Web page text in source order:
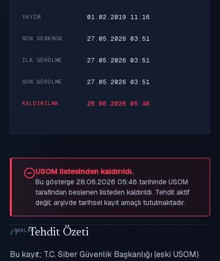
YAYIM 01.02.2019 11:16
SON SENKRON 27.05.2026 03:51
İLK GÖRÜLME 27.05.2026 03:51
SON GÖRÜLME 27.05.2026 03:51
KALDIRILMA 28.06.2026 05:46
USOM listesinden kaldırıldı.
Bu gösterge 28.06.2026 05:46 tarihinde USOM
tarafından beslenen listeden kaldırıldı. Tehdit aktif
değil; arşivde tarihsel kayıt amaçlı tutulmaktadır.
Tehdit Özeti
Bu kayıt; T.C. Siber Güvenlik Başkanlığı (eski USOM)